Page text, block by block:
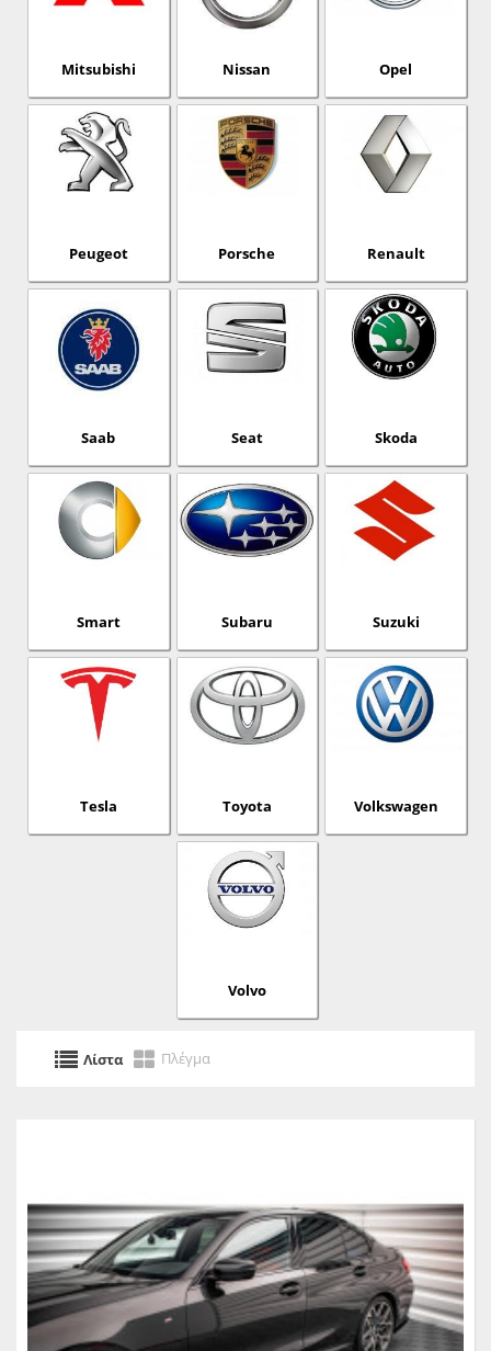
Mitsubishi Nissan Opel
Peugeot Porsche Renault
Saab Seat Skoda
Smart Subaru Suzuki
Tesla Toyota Volkswagen
Volvo
Λίστα Πλέγμα